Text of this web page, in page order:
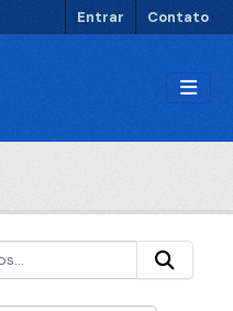
Entrar Contato